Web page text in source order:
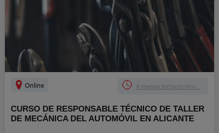
Online 6 meses lectivos Hor...
CURSO DE RESPONSABLE TÉCNICO DE TALLER
DE MECÁNICA DEL AUTOMÓVIL EN ALICANTE